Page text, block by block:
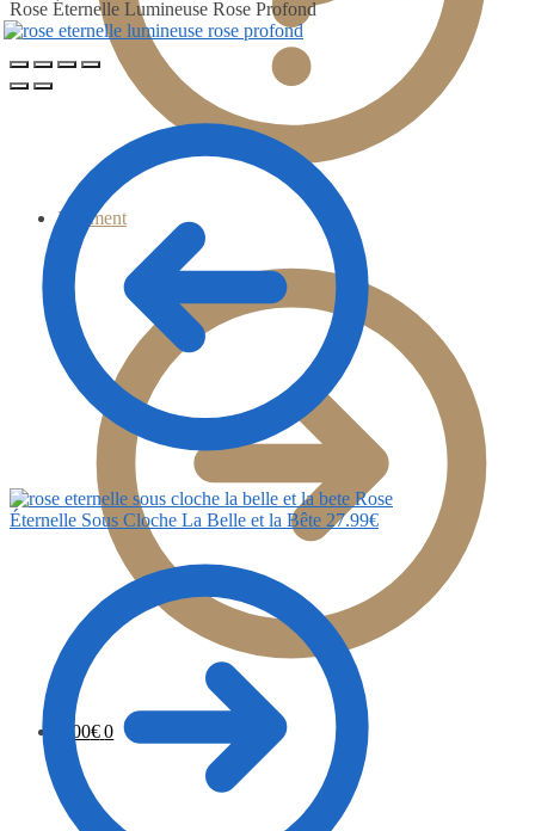
Paiement
0.00€ 0
Rose Éternelle Lumineuse Rose Profond
Rose
Éternelle Sous Cloche La Belle et la Bête 27.99€